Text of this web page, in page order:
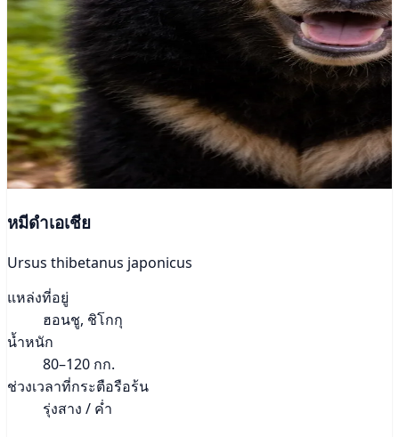
หมีดำเอเชีย
Ursus thibetanus japonicus
แหล่งที่อยู่
ฮอนชู, ชิโกกุ
น้ำหนัก
80–120 กก.
ช่วงเวลาที่กระตือรือร้น
รุ่งสาง / ค่ำ